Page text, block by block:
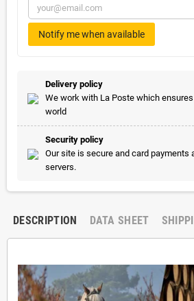
Notify me when available
Delivery policy
We work with La Poste which
world
Security policy
Our site is secure and card payments
servers.
DESCRIPTION DATA SHEET